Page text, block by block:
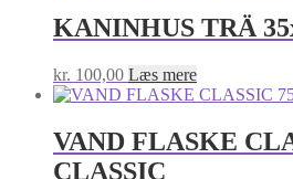
KANINHUS TRÄ
kr. 100,00 Læs mere
VAND FLASKE
CLASSIC